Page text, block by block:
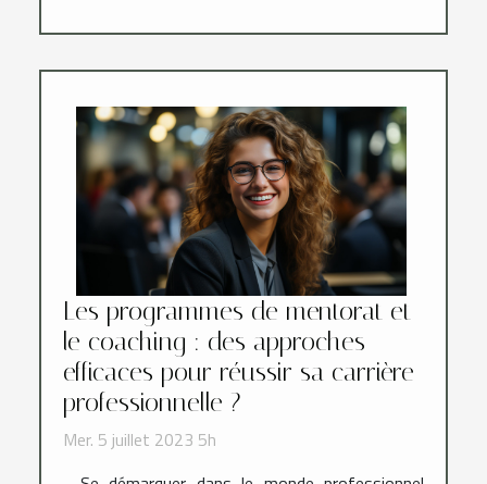
Les programmes de mentorat et
le coaching : des approches
efficaces pour réussir sa carrière
professionnelle ?
Mer. 5 juillet 2023 5h